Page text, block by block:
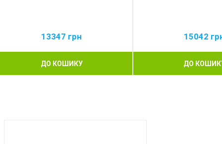
13347 грн
ДО КОШИКУ
15042
ДО